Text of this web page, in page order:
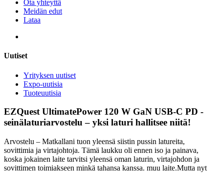
Ota yhteyttä
Meidän edut
Lataa
Uutiset
Yrityksen uutiset
Expo-uutisia
Tuoteuutisia
EZQuest UltimatePower 120 W GaN USB-C PD -
seinälaturiarvostelu – yksi laturi hallitsee niitä!
Arvostelu – Matkallani tuon yleensä siistin pussin latureita,
sovittimia ja virtajohtoja. Tämä laukku oli ennen iso ja painava,
koska jokainen laite tarvitsi yleensä oman laturin, virtajohdon ja
sovittimen toimiakseen minkä tahansa kanssa. muu laite.Mutta nyt